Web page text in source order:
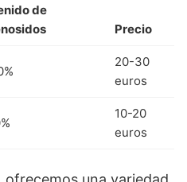
de
Precio
20-30
euros
10-20
euros